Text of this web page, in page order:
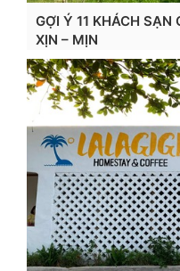
GỢI Ý 11 KHÁCH
XỊN – MỊN